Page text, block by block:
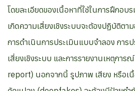
โดยละเอียดของเนื้อหาที่ใช้ในการฝึกอบ
เกิดความเสี่ยงเชิงระบบจะต้องปฏิบัติต
การดำเนินการประเมินแบบจำลอง การ
เสี่ยงเชิงระบบ และการรายงานเหตุกา
report) นอกจากนี้ รูปภาพ เสียง หรือเ